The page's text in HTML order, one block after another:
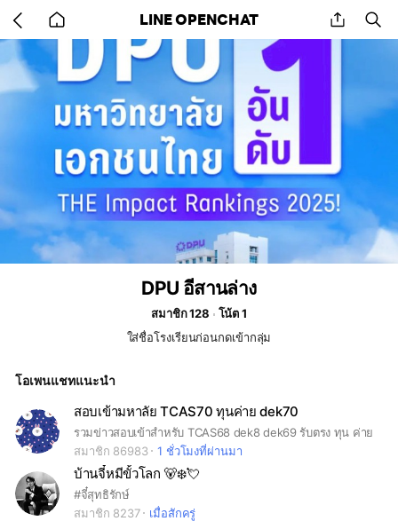
back
to
home
LINE OPENCHAT share
DPU อีสานล่าง
สมาชิก 128
โน้ต 1
ใส่ชื่อโรงเรียนก่อนกดเข้ากลุ่ม
โอเพนแชทแนะนำ
สอบเข้ามหาลัย TCAS70 ทุนค่าย dek70
รวมข่าวสอบเข้าสำหรับ TCAS68 dek8 dek69 รับตรง ทุน ค่าย
สมาชิก 86983
1 ชั่วโมงที่ผ่านมา
บ้านจี๋หมีขั้วโลก 🐻‍❄️💘
#จี๋สุทธิรักษ์
สมาชิก 8237
เมื่อสักครู่